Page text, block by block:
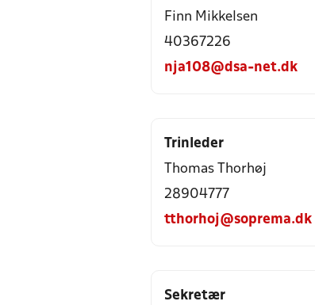
Finn Mikkelsen
40367226
nja108@dsa-net.dk
Trinleder
Thomas Thorhøj
28904777
tthorhoj@soprema.dk
Sekretær